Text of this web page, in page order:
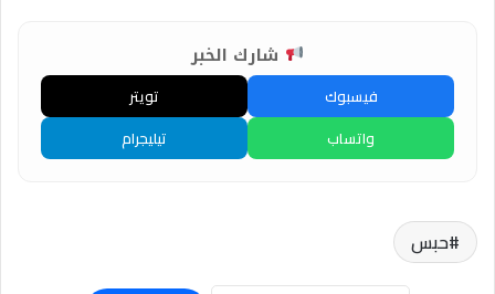
شارك الخبر
فيسبوك
تويتر
واتساب
تيليجرام
حبس